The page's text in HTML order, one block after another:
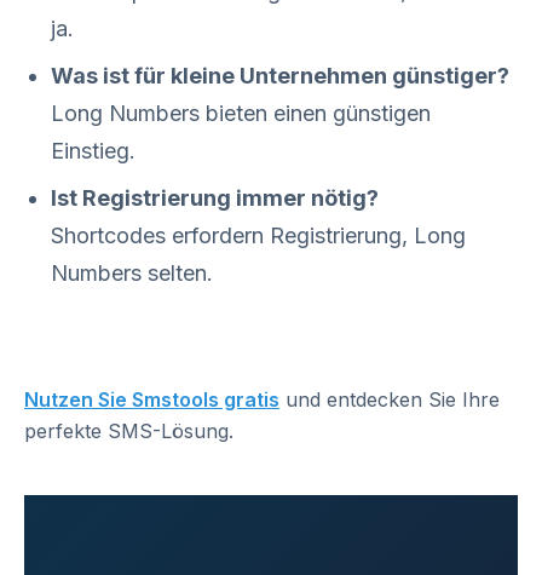
ja.
Was ist für kleine Unternehmen günstiger?
Long Numbers bieten einen günstigen
Einstieg.
Ist Registrierung immer nötig?
Shortcodes erfordern Registrierung, Long
Numbers selten.
Nutzen Sie Smstools gratis und entdecken Sie Ihre
perfekte SMS-Lösung.